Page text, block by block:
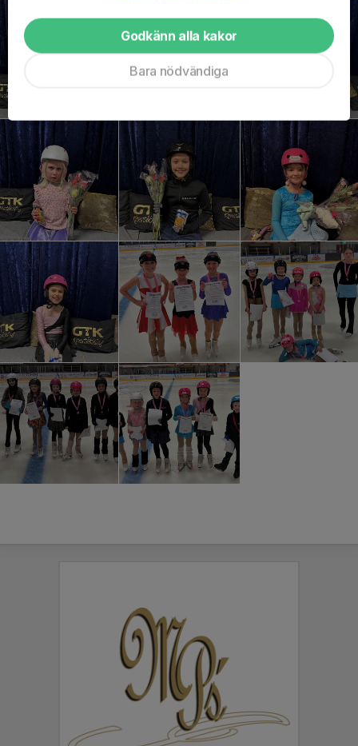
Godkänn alla kakor
Bara nödvändiga